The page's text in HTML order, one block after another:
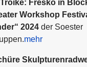
Fresko in
Workshop
2024 der Soester
mehr